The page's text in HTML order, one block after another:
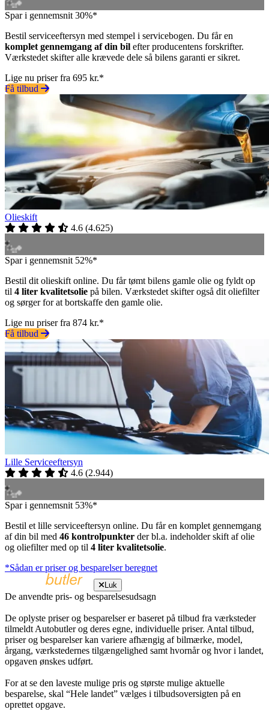
Spar i gennemsnit 30%*
Bestil serviceeftersyn med stempel i servicebogen. Du får en
komplet gennemgang af din bil efter producentens forskrifter.
Værkstedet skifter alle krævede dele så bilens garanti er sikret.
Lige nu priser fra 695 kr.*
Få tilbud
Olieskift
4.6 (4.625)
Spar i gennemsnit 52%*
Bestil dit olieskift online. Du får tømt bilens gamle olie og fyldt op
til 4 liter kvalitetsolie på bilen. Værkstedet skifter også dit oliefilter
og sørger for at bortskaffe den gamle olie.
Lige nu priser fra 874 kr.*
Få tilbud
Lille Serviceeftersyn
4.6 (2.944)
Spar i gennemsnit 53%*
Bestil et lille serviceeftersyn online. Du får en komplet gennemgang
af din bil med 46 kontrolpunkter der bl.a. indeholder skift af olie
og oliefilter med op til 4 liter kvalitetsolie.
*Sådan er priser og besparelser beregnet
Luk
De anvendte pris- og besparelsesudsagn
De oplyste priser og besparelser er baseret på tilbud fra værksteder
tilmeldt Autobutler og deres egne, individuelle priser. Antal tilbud,
priser og besparelser kan variere afhængig af bilmærke, model,
årgang, værkstedernes tilgængelighed samt hvornår og hvor i landet,
opgaven ønskes udført.
For at se den laveste mulige pris og største mulige aktuelle
besparelse, skal “Hele landet” vælges i tilbudsoversigten på en
oprettet opgave.